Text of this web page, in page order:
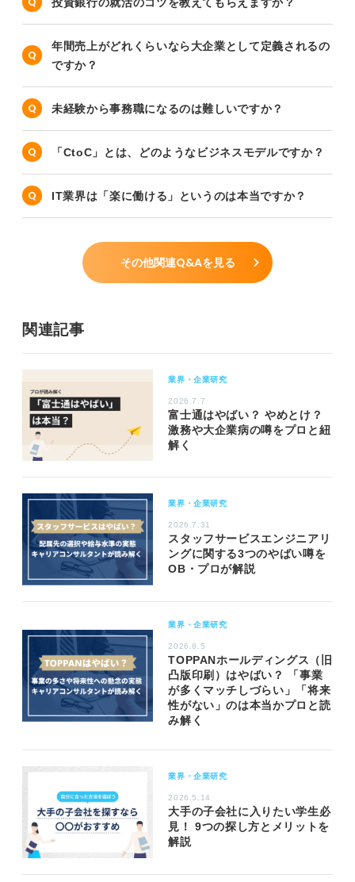
年間売上がどれくらいなら大企業として定義されるの
ですか？
未経験から事務職になるのは難しいですか？
「CtoC」とは、どのようなビジネスモデルですか？
IT業界は「楽に働ける」というのは本当ですか？
その他関連Q&Aを見る
関連記事
業界・企業研究
2026.7.7
富士通はやばい？ やめとけ？
激務や大企業病の噂をプロと紐
解く
業界・企業研究
2026.7.31
スタッフサービスエンジニアリ
ングに関する3つのやばい噂を
OB・プロが解説
業界・企業研究
2026.8.5
TOPPANホールディングス（旧
凸版印刷）はやばい？ 「事業
が多くマッチしづらい」「将来
性がない」のは本当かプロと読
み解く
業界・企業研究
2026.5.14
大手の子会社に入りたい学生必
見！ 9つの探し方とメリットを
解説